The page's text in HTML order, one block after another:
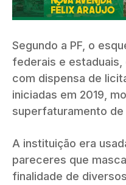
Segundo a PF, o
federais e estaduais,
com dispensa de
iniciadas em 2019,
superfaturamento
A instituição era
pareceres que
finalidade de